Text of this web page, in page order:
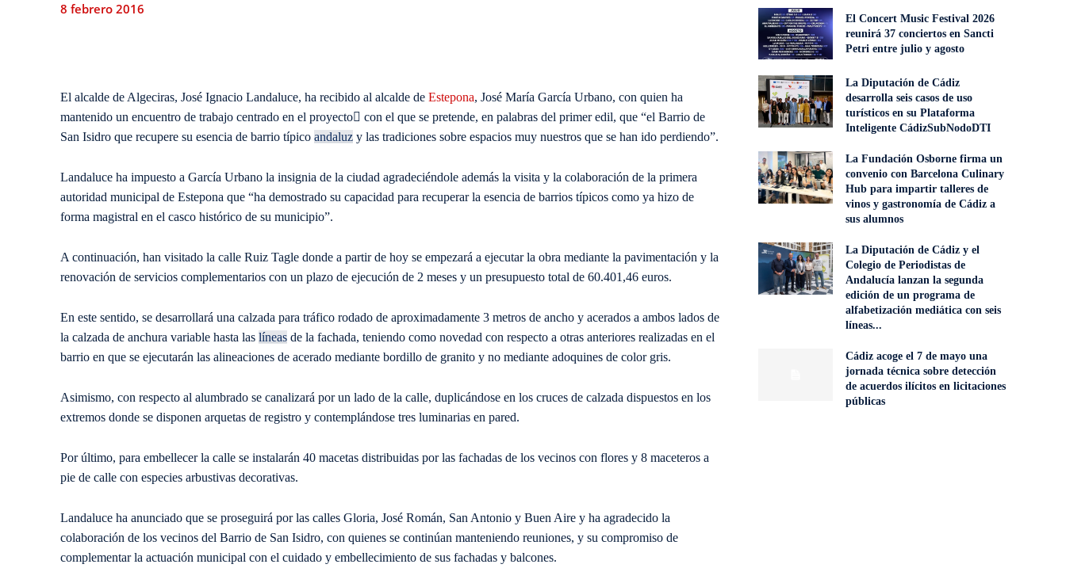
8 febrero 2016
El alcalde de Algeciras, José Ignacio Landaluce, ha recibido al alcalde de Estepona, José María García Urbano, con quien ha
mantenido un encuentro de trabajo centrado en el proyecto con el que se pretende, en palabras del primer edil, que “el Barrio de
San Isidro que recupere su esencia de barrio típico andaluz y las tradiciones sobre espacios muy nuestros que se han ido perdiendo”.
Landaluce ha impuesto a García Urbano la insignia de la ciudad agradeciéndole además la visita y la colaboración de la primera
autoridad municipal de Estepona que “ha demostrado su capacidad para recuperar la esencia de barrios típicos como ya hizo de
forma magistral en el casco histórico de su municipio”.
A continuación, han visitado la calle Ruiz Tagle donde a partir de hoy se empezará a ejecutar la obra mediante la pavimentación y la
renovación de servicios complementarios con un plazo de ejecución de 2 meses y un presupuesto total de 60.401,46 euros.
En este sentido, se desarrollará una calzada para tráfico rodado de aproximadamente 3 metros de ancho y acerados a ambos lados de
la calzada de anchura variable hasta las líneas de la fachada, teniendo como novedad con respecto a otras anteriores realizadas en el
barrio en que se ejecutarán las alineaciones de acerado mediante bordillo de granito y no mediante adoquines de color gris.
Asimismo, con respecto al alumbrado se canalizará por un lado de la calle, duplicándose en los cruces de calzada dispuestos en los
extremos donde se disponen arquetas de registro y contemplándose tres luminarias en pared.
Por último, para embellecer la calle se instalarán 40 macetas distribuidas por las fachadas de los vecinos con flores y 8 maceteros a
pie de calle con especies arbustivas decorativas.
Landaluce ha anunciado que se proseguirá por las calles Gloria, José Román, San Antonio y Buen Aire y ha agradecido la
colaboración de los vecinos del Barrio de San Isidro, con quienes se continúan manteniendo reuniones, y su compromiso de
complementar la actuación municipal con el cuidado y embellecimiento de sus fachadas y balcones.
El Concert Music Festival 2026
reunirá 37 conciertos en Sancti
Petri entre julio y agosto
La Diputación de Cádiz
desarrolla seis casos de uso
turísticos en su Plataforma
Inteligente CádizSubNodoDTI
La Fundación Osborne firma un
convenio con Barcelona Culinary
Hub para impartir talleres de
vinos y gastronomía de Cádiz a
sus alumnos
La Diputación de Cádiz y el
Colegio de Periodistas de
Andalucía lanzan la segunda
edición de un programa de
alfabetización mediática con seis
líneas...
Cádiz acoge el 7 de mayo una
jornada técnica sobre detección
de acuerdos ilícitos en licitaciones
públicas